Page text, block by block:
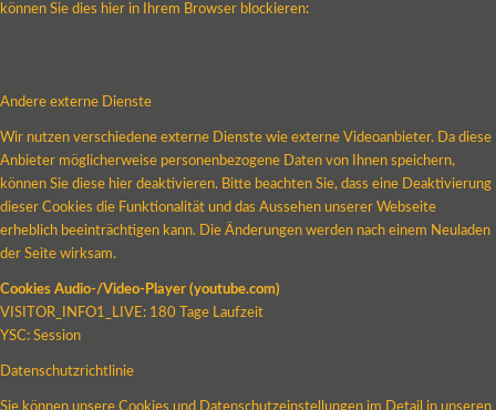
können Sie dies hier in Ihrem Browser blockieren:
Andere externe Dienste
Wir nutzen verschiedene externe Dienste wie externe Videoanbieter. Da diese
Anbieter möglicherweise personenbezogene Daten von Ihnen speichern,
können Sie diese hier deaktivieren. Bitte beachten Sie, dass eine Deaktivierung
dieser Cookies die Funktionalität und das Aussehen unserer Webseite
erheblich beeinträchtigen kann. Die Änderungen werden nach einem Neuladen
der Seite wirksam.
Cookies Audio-/Video-Player (youtube.com)
VISITOR_INFO1_LIVE: 180 Tage Laufzeit
YSC: Session
Datenschutzrichtlinie